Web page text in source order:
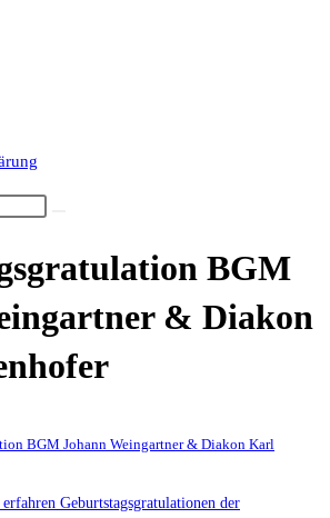
BGM
& Diakon
BGM Johann Weingartner & Diakon Karl